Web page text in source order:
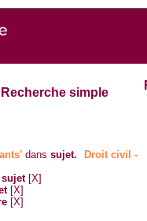
Recherche simple
danssujet.
Droit civil -
sujet [X]
[X]
[X]